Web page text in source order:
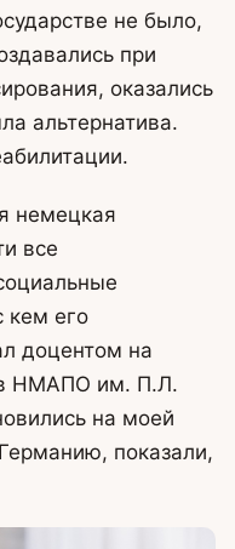
не было,
при
оказались
альтернатива.
немецкая
все
кем его
доцентом на
в НМАПО им. П.Л.
на моей
показали,